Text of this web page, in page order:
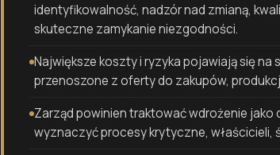
identyfikowalność, nadzór nad zmianą,
skuteczne zamykanie niezgodności.
Największe koszty i ryzyka pojawiają się na
przenoszone z oferty do zakupów,
Zarząd powinien traktować wdrożenie
wyznaczyć procesy krytyczne, właścicieli,